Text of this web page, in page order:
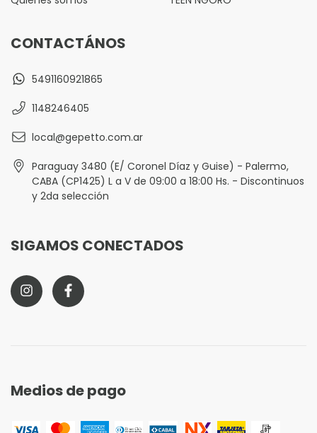
CONTACTÁNOS
5491160921865
1148246405
local@gepetto.com.ar
Paraguay 3480 (E/ Coronel Díaz y Guise) - Palermo,
CABA (CP1425) L a V de 09:00 a 18:00 Hs. - Discontinuos
y 2da selección
SIGAMOS CONECTADOS
Medios de pago